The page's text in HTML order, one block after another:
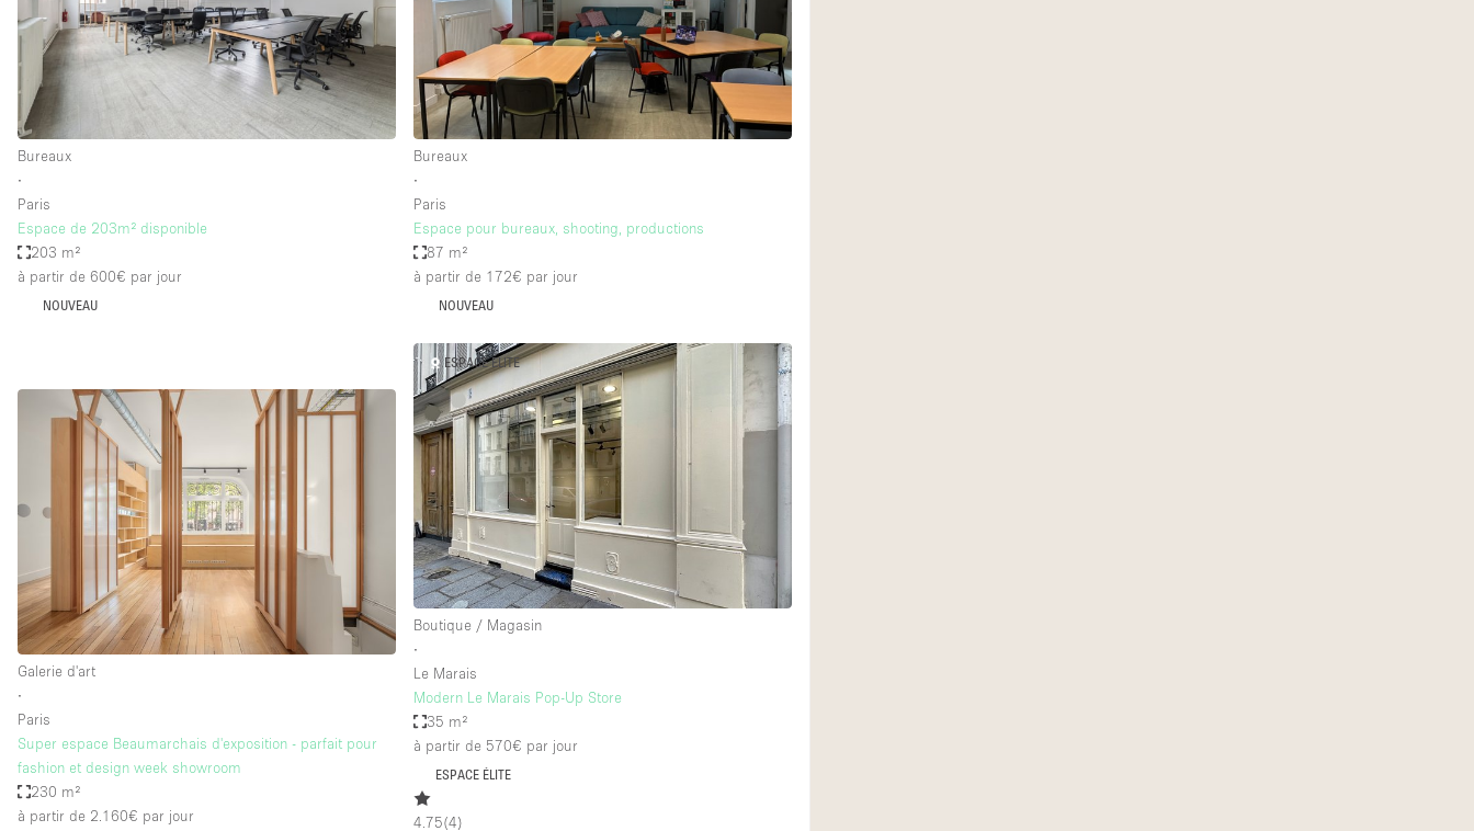
Bureaux
∙
Paris
Espace de 203m² disponible
203 m²
à partir de 600€ par jour
NOUVEAU
Bureaux
∙
Paris
Espace pour bureaux, shooting, productions
87 m²
à partir de 172€ par jour
NOUVEAU
Galerie d'art
∙
Paris
Super espace Beaumarchais d'exposition - parfait pour
fashion et design week showroom
230 m²
à partir de 2.160€ par jour
ESPACE ÉLITE
Boutique / Magasin
∙
Le Marais
Modern Le Marais Pop-Up Store
35 m²
à partir de 570€ par jour
ESPACE ÉLITE
4.75(4)